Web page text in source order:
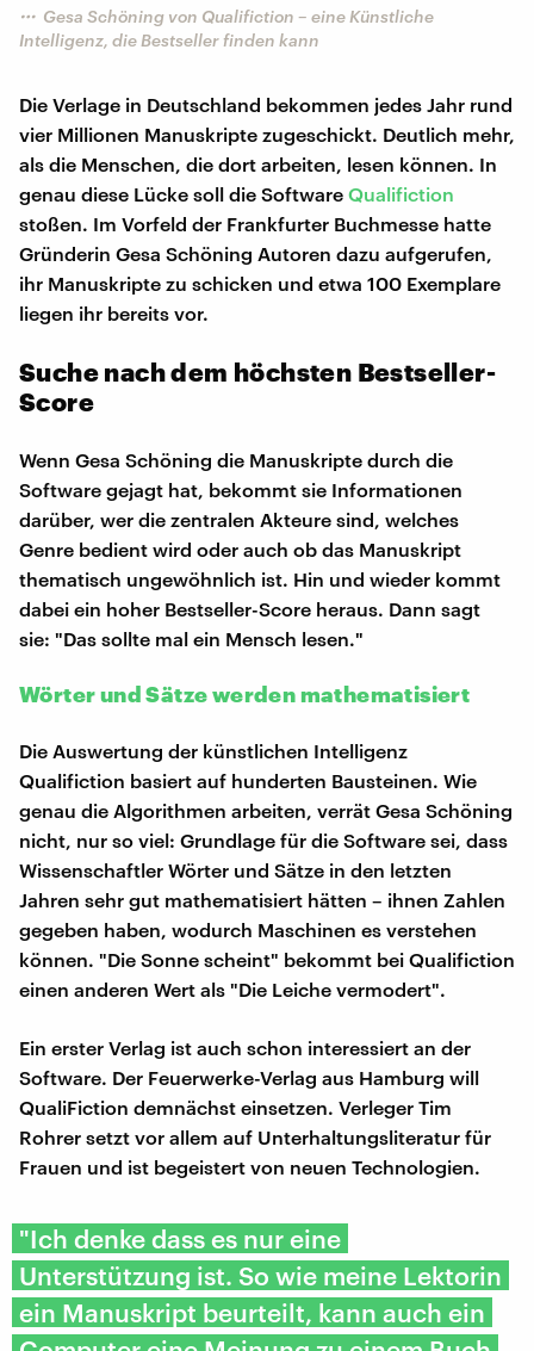
Gesa Schöning von Qualifiction – eine Künstliche
Intelligenz, die Bestseller finden kann
Die Verlage in Deutschland bekommen jedes Jahr rund
vier Millionen Manuskripte zugeschickt. Deutlich mehr,
als die Menschen, die dort arbeiten, lesen können. In
genau diese Lücke soll die Software Qualifiction
stoßen. Im Vorfeld der Frankfurter Buchmesse hatte
Gründerin Gesa Schöning Autoren dazu aufgerufen,
ihr Manuskripte zu schicken und etwa 100 Exemplare
liegen ihr bereits vor.
Suche nach dem höchsten Bestseller-
Score
Wenn Gesa Schöning die Manuskripte durch die
Software gejagt hat, bekommt sie Informationen
darüber, wer die zentralen Akteure sind, welches
Genre bedient wird oder auch ob das Manuskript
thematisch ungewöhnlich ist. Hin und wieder kommt
dabei ein hoher Bestseller-Score heraus. Dann sagt
sie: "Das sollte mal ein Mensch lesen."
Wörter und Sätze werden mathematisiert
Die Auswertung der künstlichen Intelligenz
Qualifiction basiert auf hunderten Bausteinen. Wie
genau die Algorithmen arbeiten, verrät Gesa Schöning
nicht, nur so viel: Grundlage für die Software sei, dass
Wissenschaftler Wörter und Sätze in den letzten
Jahren sehr gut mathematisiert hätten – ihnen Zahlen
gegeben haben, wodurch Maschinen es verstehen
können. "Die Sonne scheint" bekommt bei Qualifiction
einen anderen Wert als "Die Leiche vermodert".
Ein erster Verlag ist auch schon interessiert an der
Software. Der Feuerwerke-Verlag aus Hamburg will
QualiFiction demnächst einsetzen. Verleger Tim
Rohrer setzt vor allem auf Unterhaltungsliteratur für
Frauen und ist begeistert von neuen Technologien.
"Ich denke dass es nur eine
Unterstützung ist. So wie meine Lektorin
ein Manuskript beurteilt, kann auch ein